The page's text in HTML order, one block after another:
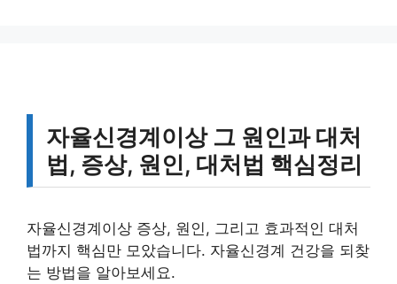
자율신경계이상 그 원인과 대처
법, 증상, 원인, 대처법 핵심정리
자율신경계이상 증상, 원인, 그리고 효과적인 대처
법까지 핵심만 모았습니다. 자율신경계 건강을 되찾
는 방법을 알아보세요.